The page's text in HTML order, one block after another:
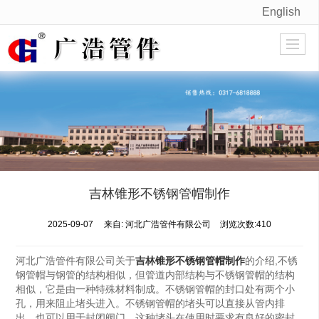
很遗憾，因您的浏览器版本过低导致无法获得最佳浏览体验，推荐下载安装谷歌浏览器！
English
吉林锥形不锈钢管帽制作
2025-09-07 来自: 河北广浩管件有限公司 浏览次数:410
河北广浩管件有限公司关于吉林锥形不锈钢管帽制作的介绍,不锈
钢管帽与钢管的结构相似，但管道内部结构与不锈钢管帽的结构
相似，它是由一种特殊材料制成。不锈钢管帽的封口处有两个小
孔，用来阻止堵头进入。不锈钢管帽的堵头可以直接从管内排